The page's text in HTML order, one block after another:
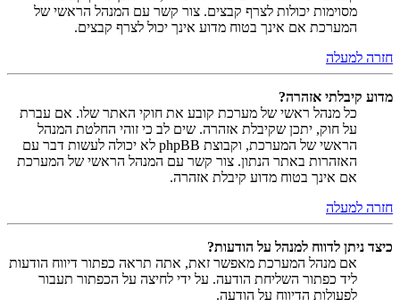
מסוימות יכולות לצרף קבצים. צור קשר עם המנהל הראשי של
המערכת אם אינך בטוח מדוע אינך יכול לצרף קבצים.
חזרה למעלה
מדוע קיבלתי אזהרה?
כל מנהל ראשי של מערכת קובע את חוקי האתר שלו. אם עברת
על חוק, יתכן שקיבלת אזהרה. שים לב כי זוהי החלטת המנהל
הראשי של המערכת, וקבוצת phpBB לא יכולה לעשות דבר עם
האזהרות באתר הנתון. צור קשר עם המנהל הראשי של המערכת
אם אינך בטוח מדוע קיבלת אזהרה.
חזרה למעלה
כיצד ניתן לדווח למנהל על הודעות?
אם מנהל המערכת מאפשר זאת, אתה תראה כפתור דיווח הודעות
ליד כפתור השליחת הודעה. על ידי לחיצה על הכפתור תעבור
לפעולות הדיווח על הודעה.